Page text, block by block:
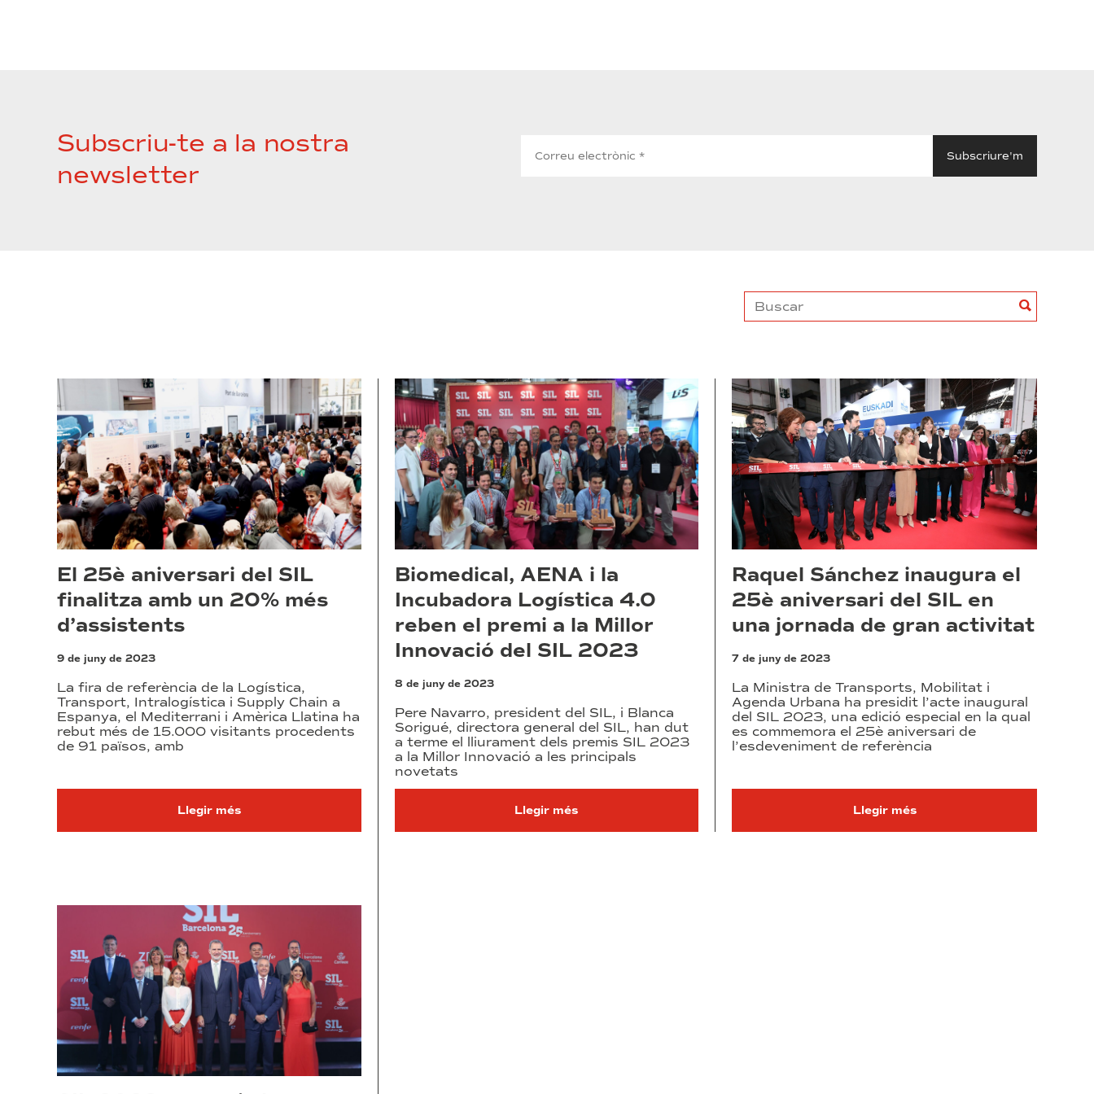
Subscriu-te a la nostra
newsletter
Buscar Buscar
El 25è aniversari del SIL
finalitza amb un 20% més
d’assistents
9 de juny de 2023
La fira de referència de la Logística,
Transport, Intralogística i Supply Chain a
Espanya, el Mediterrani i Amèrica Llatina ha
rebut més de 15.000 visitants procedents
de 91 països, amb
Llegir més
Biomedical, AENA i la
Incubadora Logística 4.0
reben el premi a la Millor
Innovació del SIL 2023
8 de juny de 2023
Pere Navarro, president del SIL, i Blanca
Sorigué, directora general del SIL, han dut
a terme el lliurament dels premis SIL 2023
a la Millor Innovació a les principals
novetats
Llegir més
Raquel Sánchez inaugura el
25è aniversari del SIL en
una jornada de gran activitat
7 de juny de 2023
La Ministra de Transports, Mobilitat i
Agenda Urbana ha presidit l’acte inaugural
del SIL 2023, una edició especial en la qual
es commemora el 25è aniversari de
l’esdeveniment de referència
Llegir més